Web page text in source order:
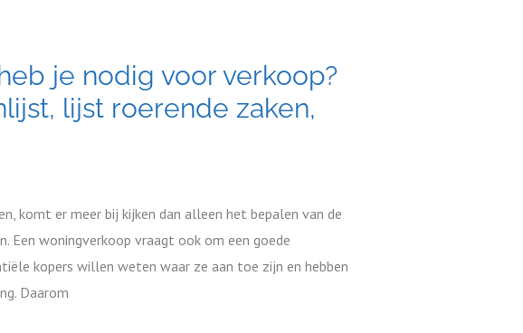
je nodig voor verkoop?
lijst roerende zaken,
komt er meer bij kijken dan alleen het bepalen van de
Een woningverkoop vraagt ook om een goede
kopers willen weten waar ze aan toe zijn en hebben
Daarom